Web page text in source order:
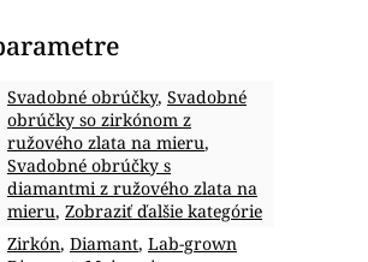
Svadobné obrúčky, Svadobné
obrúčky so zirkónom z
ružového zlata na mieru,
Svadobné obrúčky s
diamantmi z ružového zlata na
mieru, Zobraziť ďalšie kategórie
Zirkón, Diamant, Lab-grown